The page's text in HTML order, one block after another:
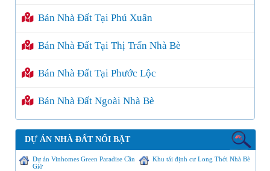
Bán Nhà Đất Tại Phú Xuân
Bán Nhà Đất Tại Thị Trấn Nhà Bè
Bán Nhà Đất Tại Phước Lộc
Bán Nhà Đất Ngoài Nhà Bè
DỰ ÁN NHÀ ĐẤT NỔI BẬT
Dự án Vinhomes Green Paradise Cần
Giờ
Khu tái định cư Long Thới Nhà Bè